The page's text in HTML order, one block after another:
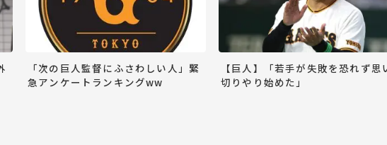
「次の巨人監督にふさわしい人」緊
急アンケートランキングww
【巨人】「若手が失敗を恐れず思
切りやり始めた」